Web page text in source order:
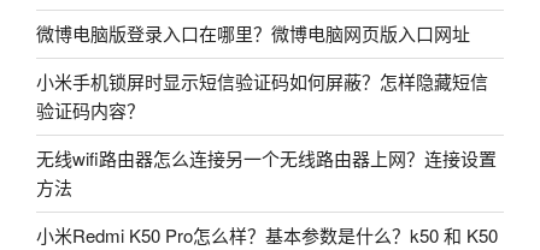
微博电脑版登录入口在哪里？微博电脑网页版入口网址
小米手机锁屏时显示短信验证码如何屏蔽？怎样隐藏短信
验证码内容？
无线wifi路由器怎么连接另一个无线路由器上网？连接设置
方法
小米Redmi K50 Pro怎么样？基本参数是什么？k50 和 K50